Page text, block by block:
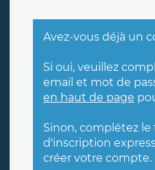
Avez-vous déjà un
Si oui, veuillez
email et mot de
en haut de page
Sinon, complétez le
d'inscription
créer votre compte.